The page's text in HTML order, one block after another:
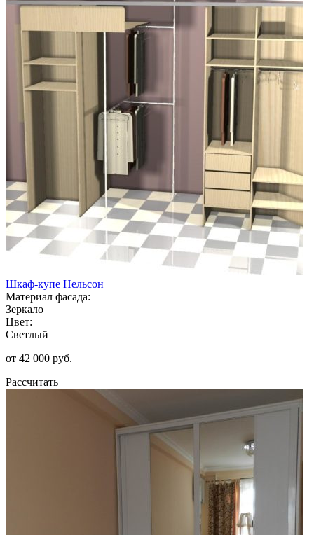
Шкаф-купе Нельсон
Материал фасада:
Зеркало
Цвет:
Светлый
от 42 000 руб.
Рассчитать